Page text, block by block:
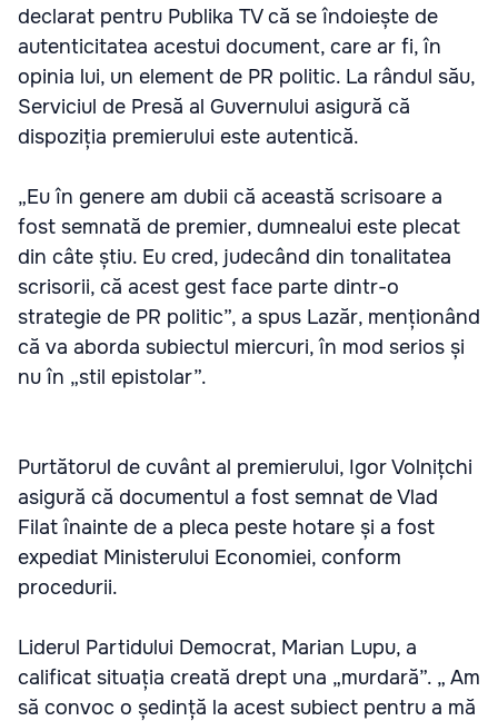
declarat pentru Publika TV că se îndoiește de
autenticitatea acestui document, care ar fi, în
opinia lui, un element de PR politic. La rândul său,
Serviciul de Presă al Guvernului asigură că
dispoziția premierului este autentică.
„Eu în genere am dubii că această scrisoare a
fost semnată de premier, dumnealui este plecat
din câte știu. Eu cred, judecând din tonalitatea
scrisorii, că acest gest face parte dintr-o
strategie de PR politic”, a spus Lazăr, menționând
că va aborda subiectul miercuri, în mod serios și
nu în „stil epistolar”.
Purtătorul de cuvânt al premierului, Igor Volnițchi
asigură că documentul a fost semnat de Vlad
Filat înainte de a pleca peste hotare și a fost
expediat Ministerului Economiei, conform
procedurii.
Liderul Partidului Democrat, Marian Lupu, a
calificat situația creată drept una „murdară”. „ Am
să convoc o ședință la acest subiect pentru a mă